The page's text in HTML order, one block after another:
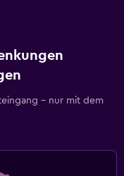
– nur mit dem